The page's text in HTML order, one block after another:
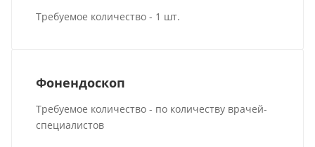
Требуемое количество - 1 шт.
Фонендоскоп
Требуемое количество - по количеству врачей-
специалистов